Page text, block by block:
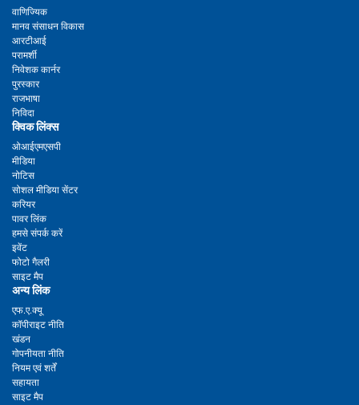
वाणिज्यिक
मानव संसाधन विकास
आरटीआई
परामर्शी
निवेशक कार्नर
पुरस्कार
राजभाषा
निविदा
क्विक लिंक्स
ओआईएमएसपी
मीडिया
नोटिस
सोशल मीडिया सेंटर
करियर
पावर लिंक
हमसे संपर्क करें
इवेंट
फोटो गैलरी
साइट मैप
अन्य लिंक
एफ.ए.क्यू
कॉपीराइट नीति
खंडन
गोपनीयता नीति
नियम एवं शर्तें
सहायता
साइट मैप